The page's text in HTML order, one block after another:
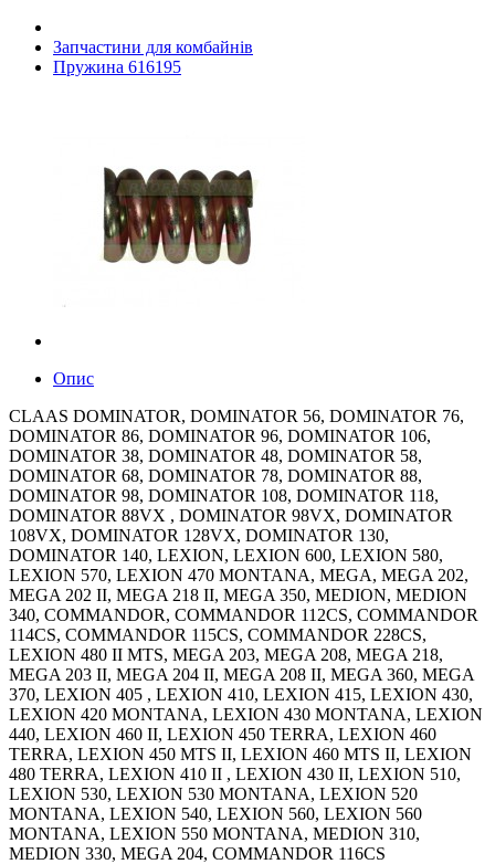
Запчастини для комбайнів
Пружина 616195
Опис
CLAAS DOMINATOR, DOMINATOR 56, DOMINATOR 76,
DOMINATOR 86, DOMINATOR 96, DOMINATOR 106,
DOMINATOR 38, DOMINATOR 48, DOMINATOR 58,
DOMINATOR 68, DOMINATOR 78, DOMINATOR 88,
DOMINATOR 98, DOMINATOR 108, DOMINATOR 118,
DOMINATOR 88VX , DOMINATOR 98VX, DOMINATOR
108VX, DOMINATOR 128VX, DOMINATOR 130,
DOMINATOR 140, LEXION, LEXION 600, LEXION 580,
LEXION 570, LEXION 470 MONTANA, MEGA, MEGA 202,
MEGA 202 II, MEGA 218 II, MEGA 350, MEDION, MEDION
340, COMMANDOR, COMMANDOR 112CS, COMMANDOR
114CS, COMMANDOR 115CS, COMMANDOR 228CS,
LEXION 480 II MTS, MEGA 203, MEGA 208, MEGA 218,
MEGA 203 II, MEGA 204 II, MEGA 208 II, MEGA 360, MEGA
370, LEXION 405 , LEXION 410, LEXION 415, LEXION 430,
LEXION 420 MONTANA, LEXION 430 MONTANA, LEXION
440, LEXION 460 II, LEXION 450 TERRA, LEXION 460
TERRA, LEXION 450 MTS II, LEXION 460 MTS II, LEXION
480 TERRA, LEXION 410 II , LEXION 430 II, LEXION 510,
LEXION 530, LEXION 530 MONTANA, LEXION 520
MONTANA, LEXION 540, LEXION 560, LEXION 560
MONTANA, LEXION 550 MONTANA, MEDION 310,
MEDION 330, MEGA 204, COMMANDOR 116CS